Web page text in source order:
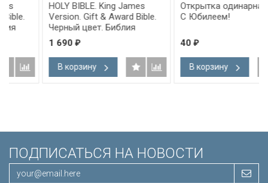
HOLY BIBLE. King James
Version. Gift & Award Bible.
Черный цвет. Библия
Короля Иакова на
английском языке.
Словарь, карты, закладка,
подарочная вкладка, слова
Иисуса выделены красным
₽
В корзину
Открытка одинарная 10x15:
С Юбилеем!
В корзину
ПОДПИСАТЬСЯ НА НОВОСТИ